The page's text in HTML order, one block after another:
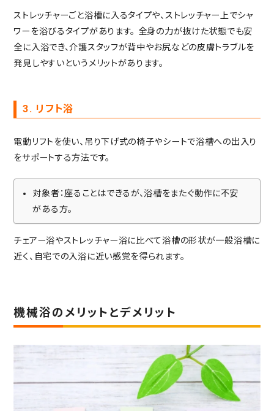
ストレッチャーごと浴槽に入るタイプや、ストレッチャー上でシャ
ワーを浴びるタイプがあります。 全身の力が抜けた状態でも安
全に入浴でき、介護スタッフが背中やお尻などの皮膚トラブルを
発見しやすいというメリットがあります。
3. リフト浴
電動リフトを使い、吊り下げ式の椅子やシートで浴槽への出入り
をサポートする方法です。
対象者：座ることはできるが、浴槽をまたぐ動作に不安
がある方。
チェアー浴やストレッチャー浴に比べて浴槽の形状が一般浴槽に
近く、自宅での入浴に近い感覚を得られます。
機械浴のメリットとデメリット